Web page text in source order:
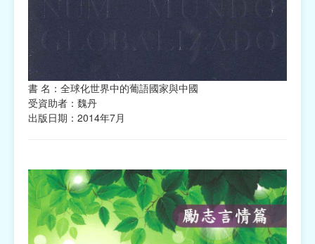
書 名：全球化世界中的葡語國家與中國
受資助者：魏丹
出版日期：2014年7月